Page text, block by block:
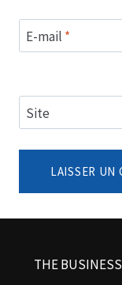
E-mail *
Site
THE